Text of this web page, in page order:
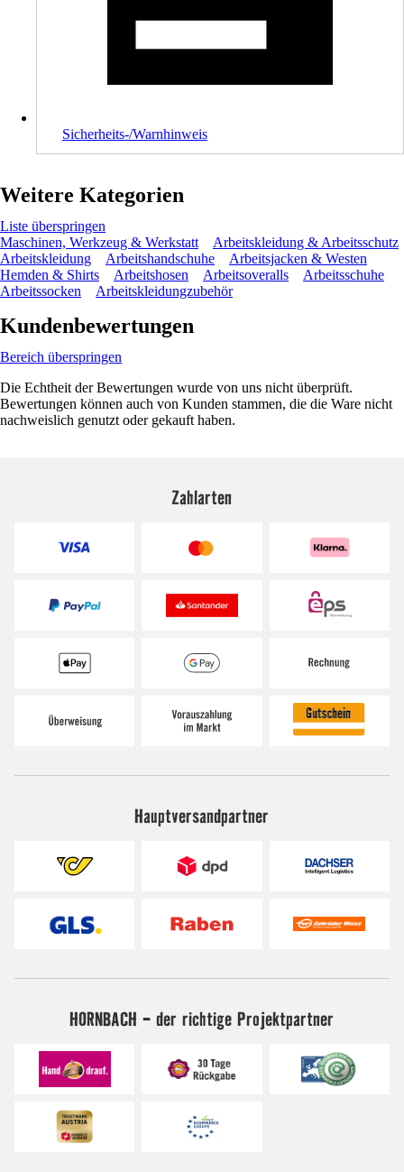
Sicherheits-/Warnhinweis
Weitere Kategorien
Liste überspringen
Maschinen, Werkzeug & Werkstatt
Arbeitskleidung & Arbeitsschutz
Arbeitskleidung
Arbeitshandschuhe
Arbeitsjacken & Westen
Hemden & Shirts
Arbeitshosen Arbeitsoveralls
Arbeitsschuhe
Arbeitssocken
Arbeitskleidungzubehör
Kundenbewertungen
Bereich überspringen
Die Echtheit der Bewertungen wurde von uns nicht überprüft.
Bewertungen können auch von Kunden stammen, die die Ware nicht
nachweislich genutzt oder gekauft haben.
Zahlarten
Hauptversandpartner
HORNBACH - der richtige Projektpartner